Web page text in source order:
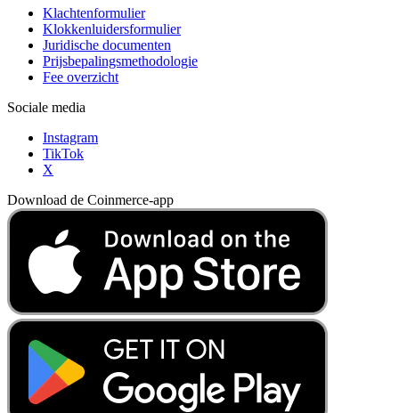
Klachtenformulier
Klokkenluidersformulier
Juridische documenten
Prijsbepalingsmethodologie
Fee overzicht
Sociale media
Instagram
TikTok
X
Download de Coinmerce-app